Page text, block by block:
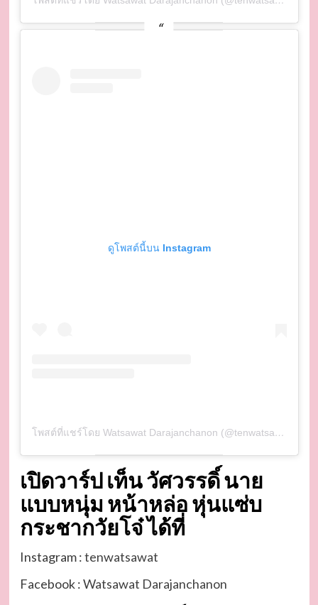
ดูโพสต์นี้บน Instagram
โพสต์ที่แชร์โดย Watsawat Darajanchanon (@tenwatsawat)
เปิดวาร์ป เท็น วัศวรรดิ์ นาย
แบบหนุ่ม หน้าหล่อ หุ่นแซ่บ
กระชากวัยโจ๋ ได้ที่
Instagram :tenwatsawat
Facebook :Watsawat Darajanchanon